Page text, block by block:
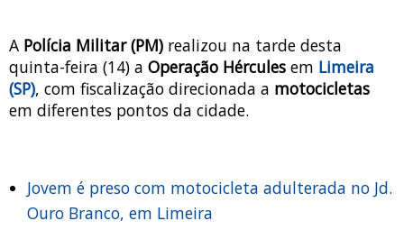
A Polícia Militar (PM) realizou na tarde desta
quinta-feira (14) a Operação Hércules em Limeira
(SP), com fiscalização direcionada a motocicletas
em diferentes pontos da cidade.
Jovem é preso com motocicleta adulterada no Jd.
Ouro Branco, em Limeira